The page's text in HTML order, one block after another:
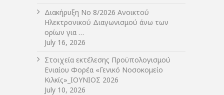
Διακήρυξη Νο 8/2026 Ανοικτού
Ηλεκτρονικού Διαγωνισμού άνω των
ορίων για …
July 16, 2026
Στοιχεία εκτέλεσης Προϋπολογισμού
Ενιαίου Φορέα «Γενικό Νοσοκομείο
Κιλκίς»_ΙΟΥΝΙΟΣ 2026
July 10, 2026